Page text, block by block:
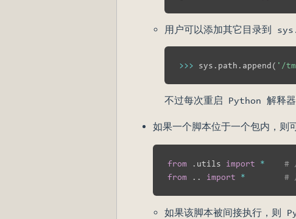
用户可以添加其它目录到
>>> sys . path . append( '/
不过每次重启 Python 解释
如果一个脚本位于一个包内，则
from . utils import *
#
from
. . import * #
如果该脚本被间接执行，则